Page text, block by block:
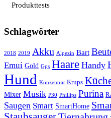
Produkttests
Schlagwörter
2018 2019 Akku Alpezin Bart
Emui Gold Gps Haare Handy
Hund Konzentrat Krups
Mixer Musik P30 Phillips Purina
Saugen Smart SmartHome